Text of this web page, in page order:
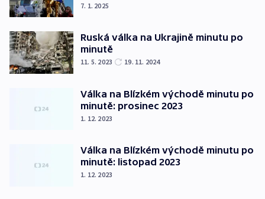
7. 1. 2025
Ruská válka na Ukrajině minutu po
minutě
11. 5. 2023 19. 11. 2024
Válka na Blízkém východě minutu po
minutě: prosinec 2023
1. 12. 2023
Válka na Blízkém východě minutu po
minutě: listopad 2023
1. 12. 2023